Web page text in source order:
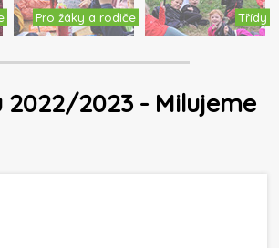
Pro žáky a rodiče Třídy
2022/2023 - Milujeme